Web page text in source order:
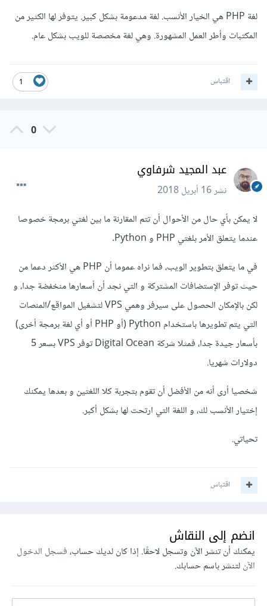
لغة PHP هي الخيار الأنسب. لغة مدعومة بشكل كبير. يتوفر لها الكثير من
المكتبات وأطر العمل المشهورة. وهي لغة مخصصة للويب بشكل عام.
1 اقتباس
0
عبد المجيد شرفاوي
نشر16 أبريل 2018
لا يمكن بأي حال من الأحوال أن تتم المقارنة ما بين لغتي برمجة خصوصا
عندما يتعلق الأمر بلغتي PHP و Python.
في ما يتعلق بتطوير الويب، فما نراه عموما أن PHP هي الأكثر دعما من
حيث توفر الإستضافات المشتركة و التي نجد أن أسعارها منخفضة جدا، و
لكن بالإمكان الحصول على سيرفر وهمي VPS لتشغيل المواقع/المنصات
التي يتم تطويرها باستخدام Python (أو PHP أو أي لغة برمجة أخرى)
بأسعار جيدة جدا، فمثلا شركة Digital Ocean توفر VPS بسعر 5
دولارات شهريا.
شخصيا أرى أنه من الأفضل أن تقوم بتجربة كلا اللغتين و بعدها يمكنك
إختيار الأنسب لك، و اللغة التي ارتحت لها بشكل أكبر.
تحياتي.
اقتباس
انضم إلى النقاش
يمكنك أن تنشر الآن وتسجل لاحقًا. إذا كان لديك حساب،فسجل الدخول
الآنلتنشر باسم حسابك.